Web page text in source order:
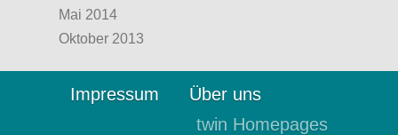
Mai 2014
Oktober 2013
Impressum
Über uns
twin Homepages